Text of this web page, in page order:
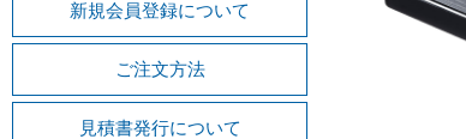
新規会員登録について
ご注文方法
見積書発行について